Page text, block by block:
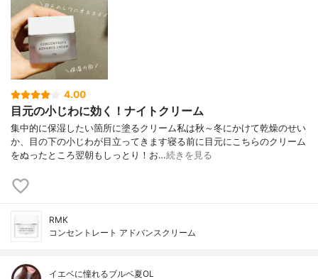
4.00
目元の小じわに効く！ナイトクリーム
集中的に保湿したい箇所に塗るクリーム私は秋～冬にかけて乾燥のせい
か、目の下の小じわが目立ってきます寝る前に目元にこちらのクリーム
をぬったところ翌朝もしっとり！お…続きを見る
RMK
コンセントレート アドバンスクリーム
イエベに憧れるブルベ夏OL